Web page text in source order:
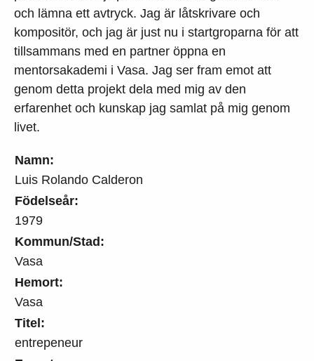
Namn:
Luis Rolando Calderon
Födelseår:
1979
Kommun/Stad:
Vasa
Hemort:
Vasa
Titel:
entrepeneur
och lämna ett avtryck. Jag är låtskrivare och
kompositör, och jag är just nu i startgroparna för att
tillsammans med en partner öppna en
mentorsakademi i Vasa. Jag ser fram emot att
genom detta projekt dela med mig av den
erfarenhet och kunskap jag samlat på mig genom
livet.